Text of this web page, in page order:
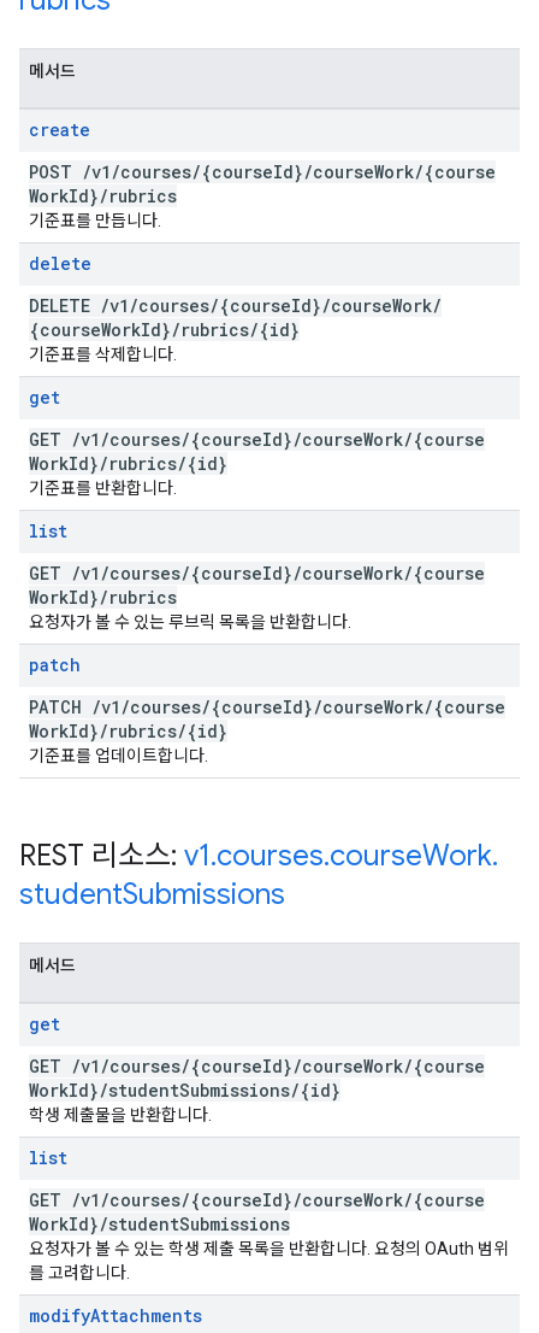
메서드
create
POST /v1 /courses/{courseId}/courseWork/{course
WorkId}/rubrics
기준표를 만듭니다.
delete
DELETE /v1 /courses/{courseId}/courseWork/
{courseWorkId}/rubrics/{id}
기준표를 삭제합니다.
get
GET /v1 /courses/{courseId}/courseWork/{course
WorkId}/rubrics/{id}
기준표를 반환합니다.
list
GET /v1 /courses/{courseId}/courseWork/{course
WorkId}/rubrics
요청자가 볼 수 있는 루브릭 목록을 반환합니다.
patch
PATCH /v1 /courses/{courseId}/courseWork/{course
WorkId}/rubrics/{id}
기준표를 업데이트합니다.
REST 리소스: v1.courses.courseWork.
studentSubmissions
메서드
get
GET /v1 /courses/{courseId}/courseWork/{course
WorkId}/studentSubmissions/{id}
학생 제출물을 반환합니다.
list
GET /v1 /courses/{courseId}/courseWork/{course
WorkId}/studentSubmissions
요청자가 볼 수 있는 학생 제출 목록을 반환합니다. 요청의 OAuth 범위
를 고려합니다.
modifyAttachments